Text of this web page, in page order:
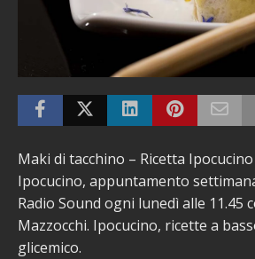
Maki di tacchino – Ricetta
Ipocucino, appuntamento
Radio Sound ogni lunedì alle 11.45
Mazzocchi. Ipocucino, ricette a
glicemico.